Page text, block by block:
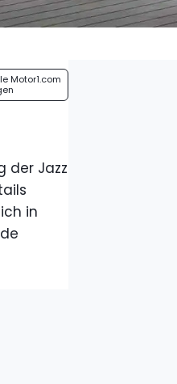
Motor1.com
der Jazz
in